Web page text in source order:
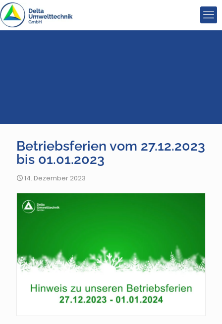
Betriebsferien vom 27.12.2023
bis 01.01.2023
14. Dezember 2023